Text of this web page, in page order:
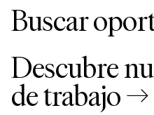
Buscar
Descubre
de trabajo →